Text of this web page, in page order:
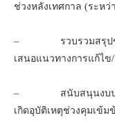
ช่วงหลังเทศกาล (ระหว่
– รวบรวมสรุปข้อมูล
เสนอแนวทางการแก้ไข
– สนับสนุนงบประม
เกิดอุบัติเหตุช่วงคุมเข้ม